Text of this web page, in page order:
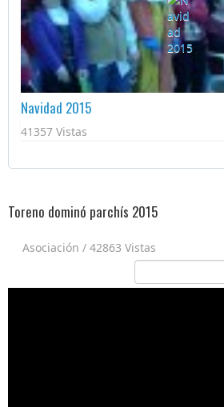
Navidad 2015
41357 Vistas
Toreno dominó parchís 2015
Asociación / 42863 Vistas